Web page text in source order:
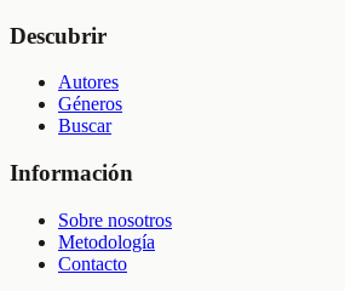
Descubrir
Autores
Géneros
Buscar
Información
Sobre nosotros
Metodología
Contacto